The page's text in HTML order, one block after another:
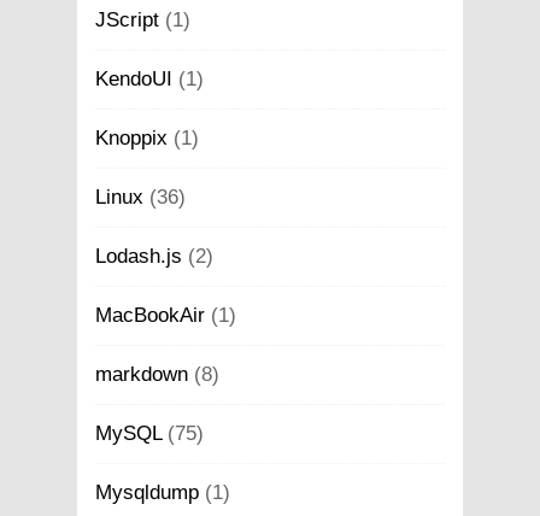
JScript (1)
KendoUI (1)
Knoppix (1)
Linux (36)
Lodash.js (2)
MacBookAir (1)
markdown (8)
MySQL(75)
Mysqldump (1)